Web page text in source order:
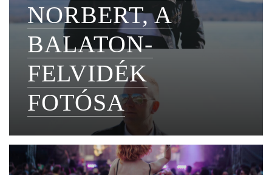
NORBERT, A
BALATON-
FELVIDÉK
FOTÓSA